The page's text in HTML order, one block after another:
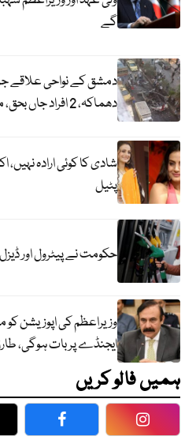
گے
دمشق کے نواحی علاقے
دھماکہ، 2 افراد جاں بحق، متعدد زخمی
شادی کا کوئی ارادہ
پٹیل
حکومت نے پیٹرول اور
وزیراعظم کی اپوزیشن
ایجنڈے پر بات ہوگی،
ہمیں فالو کریں
Facebook